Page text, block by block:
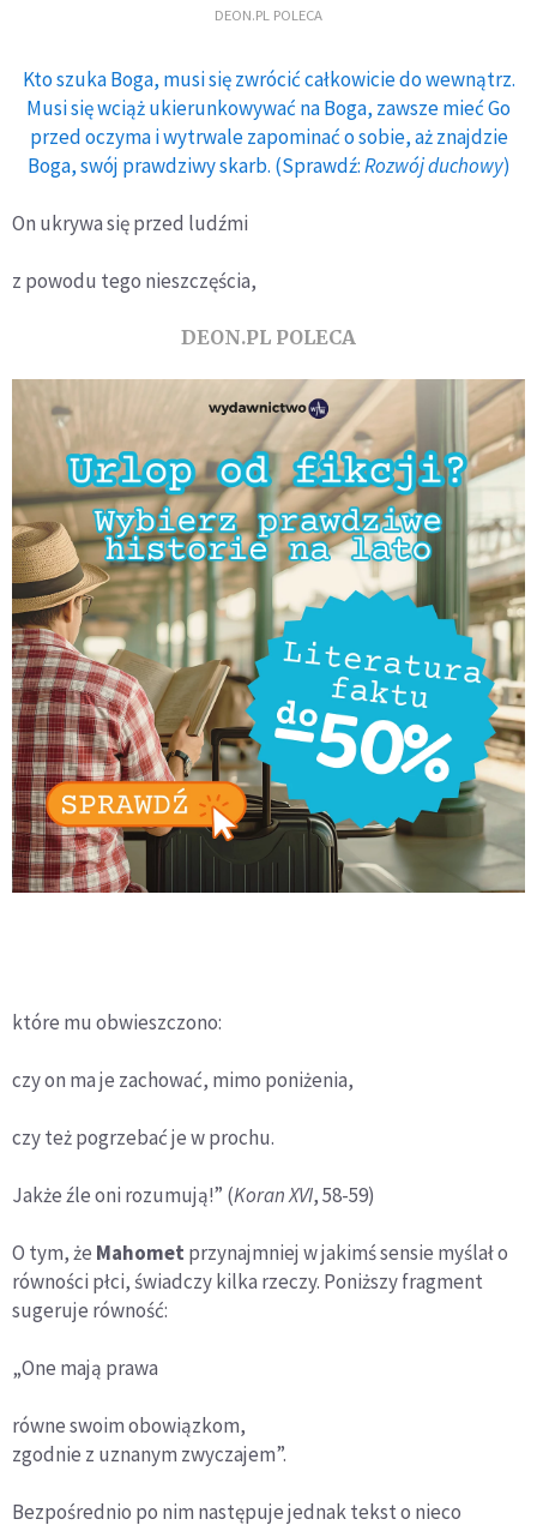
DEON.PL POLECA
Kto szuka Boga, musi się zwrócić całkowicie do wewnątrz.
Musi się wciąż ukierunkowywać na Boga, zawsze mieć Go
przed oczyma i wytrwale zapominać o sobie, aż znajdzie
Boga, swój prawdziwy skarb. (Sprawdź:Rozwój duchowy)
On ukrywa się przed ludźmi
z powodu tego nieszczęścia,
DEON.PL POLECA
które mu obwieszczono:
czy on ma je zachować, mimo poniżenia,
czy też pogrzebać je w prochu.
Jakże źle oni rozumują!” (KoranXVI, 58-59)
O tym, że Mahomet przynajmniej w jakimś sensie myślał o
równości płci, świadczy kilka rzeczy. Poniższy fragment
sugeruje równość:
„One mają prawa
równe swoim obowiązkom,
zgodnie z uznanym zwyczajem”.
Bezpośrednio po nim następuje jednak tekst o nieco